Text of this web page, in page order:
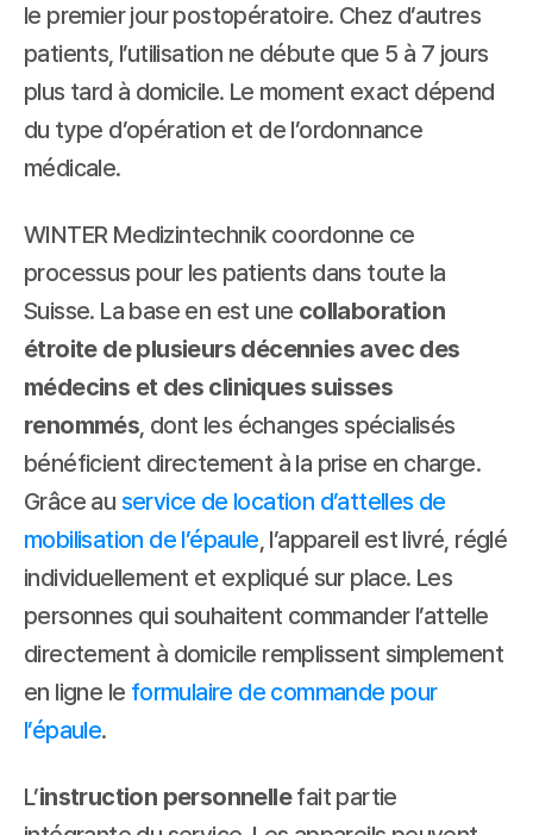
le premier jour postopératoire. Chez d’autres
patients, l’utilisation ne débute que 5 à 7 jours
plus tard à domicile. Le moment exact dépend
du type d’opération et de l’ordonnance
médicale.
WINTER Medizintechnik coordonne ce
processus pour les patients dans toute la
Suisse. La base en est une collaboration
étroite de plusieurs décennies avec des
médecins et des cliniques suisses
renommés, dont les échanges spécialisés
bénéficient directement à la prise en charge.
Grâce au service de location d’attelles de
mobilisation de l’épaule, l’appareil est livré, réglé
individuellement et expliqué sur place. Les
personnes qui souhaitent commander l’attelle
directement à domicile remplissent simplement
en ligne le formulaire de commande pour
l’épaule.
L’instruction personnelle fait partie